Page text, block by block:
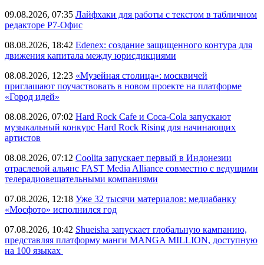
09.08.2026, 07:35 Лайфхаки для работы с текстом в табличном
редакторе Р7-Офис
08.08.2026, 18:42 Edenex: создание защищенного контура для
движения капитала между юрисдикциями
08.08.2026, 12:23 «Музейная столица»: москвичей
приглашают поучаствовать в новом проекте на платформе
«Город идей»
08.08.2026, 07:02 Hard Rock Cafe и Coca-Cola запускают
музыкальный конкурс Hard Rock Rising для начинающих
артистов
08.08.2026, 07:12 Coolita запускает первый в Индонезии
отраслевой альянс FAST Media Alliance совместно с ведущими
телерадиовещательными компаниями
07.08.2026, 12:18 Уже 32 тысячи материалов: медиабанку
«Мосфото» исполнился год
07.08.2026, 10:42 Shueisha запускает глобальную кампанию,
представляя платформу манги MANGA MILLION, доступную
на 100 языках